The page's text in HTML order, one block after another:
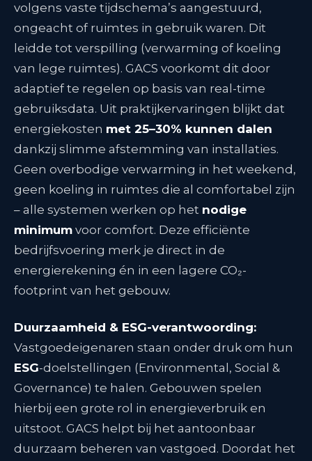
volgens vaste tijdschema’s aangestuurd,
ongeacht of ruimtes in gebruik waren. Dit
leidde tot verspilling (verwarming of koeling
van lege ruimtes). GACS voorkomt dit door
adaptief te regelen op basis van real-time
gebruiksdata. Uit praktijkervaringen blijkt dat
energiekosten met 25–30% kunnen dalen
dankzij slimme afstemming van installaties.
Geen overbodige verwarming in het weekend,
geen koeling in ruimtes die al comfortabel zijn
– alle systemen werken op het nodige
minimum voor comfort. Deze efficiënte
bedrijfsvoering merk je direct in de
energierekening én in een lagere CO₂-
footprint van het gebouw.
Duurzaamheid & ESG-verantwoording:
Vastgoedeigenaren staan onder druk om hun
ESG-doelstellingen (Environmental, Social &
Governance) te halen. Gebouwen spelen
hierbij een grote rol in energieverbruik en
uitstoot. GACS helpt bij het aantoonbaar
duurzaam beheren van vastgoed. Doordat het